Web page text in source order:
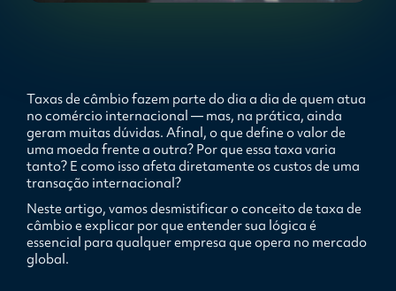
Taxas de câmbio fazem parte do dia a dia de quem atua
no comércio internacional — mas, na prática, ainda
geram muitas dúvidas. Afinal, o que define o valor de
uma moeda frente a outra? Por que essa taxa varia
tanto? E como isso afeta diretamente os custos de uma
transação internacional?
Neste artigo, vamos desmistificar o conceito de taxa de
câmbio e explicar por que entender sua lógica é
essencial para qualquer empresa que opera no mercado
global.